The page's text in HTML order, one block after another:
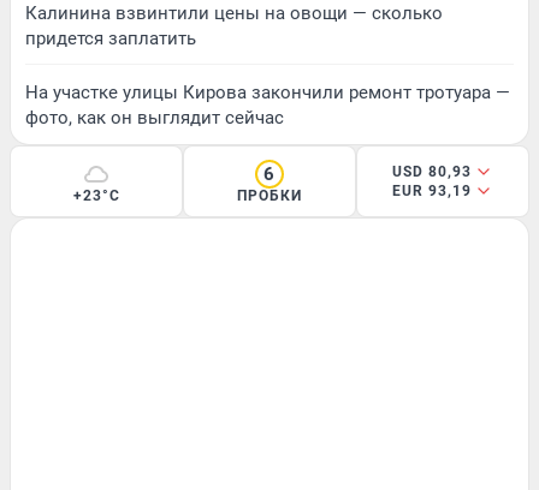
Калинина взвинтили цены на овощи — сколько
придется заплатить
На участке улицы Кирова закончили ремонт тротуара —
фото, как он выглядит сейчас
+23°C
6
ПРОБКИ
USD 80,93
EUR 93,19